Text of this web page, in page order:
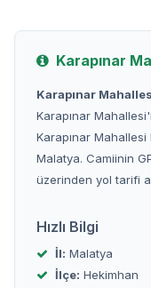
Karapınar
Karapınar
Karapınar
Karapınar
Malatya. Camiinin
üzerinden yol tarifi
Hızlı Bilgi
İl: Malatya
İlçe: Hekimhan